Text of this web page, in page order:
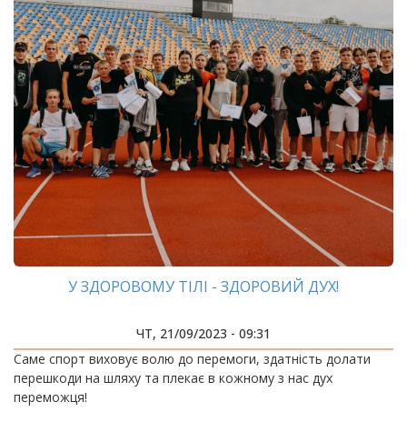
У ЗДОРОВОМУ ТІЛІ - ЗДОРОВИЙ ДУХ!
ЧТ, 21/09/2023 - 09:31
Саме спорт виховує волю до перемоги, здатність долати
перешкоди на шляху та плекає в кожному з нас дух
переможця!